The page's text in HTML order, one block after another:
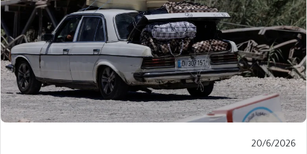
Published
20/6/2026